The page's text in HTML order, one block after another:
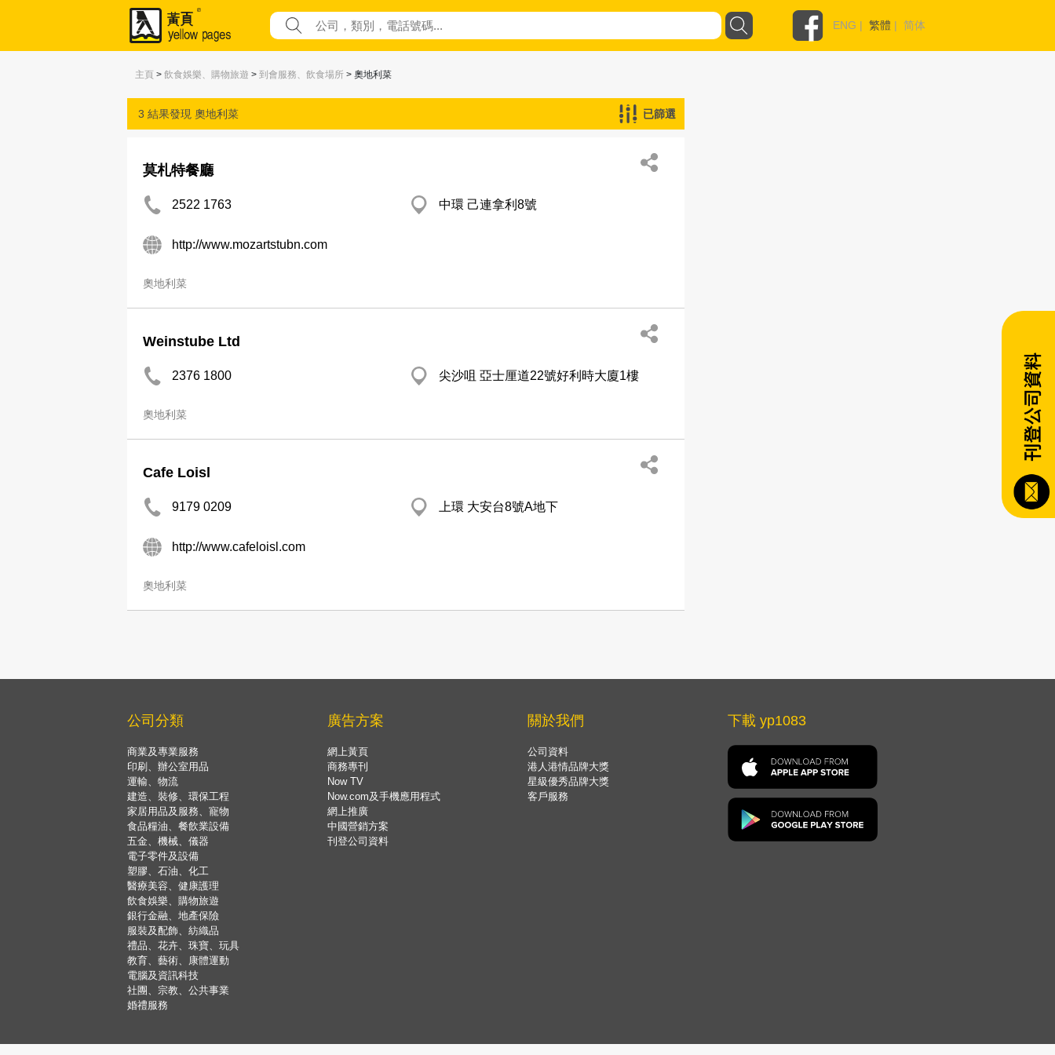
ENG | 繁體 | 简体
主頁 > 飲食娛樂、購物旅遊 > 到會服務、飲食場所 > 奧地利菜
3 結果發現 奧地利菜 已篩選
莫札特餐廳
2522 1763 中環 己連拿利8號
http://www.mozartstubn.com
奧地利菜
Weinstube Ltd
2376 1800 尖沙咀 亞士厘道22號好利時大廈1樓
奧地利菜
Cafe Loisl
9179 0209 上環 大安台8號A地下
http://www.cafeloisl.com
奧地利菜
公司分類
商業及專業服務
印刷、辦公室用品
運輸、物流
建造、裝修、環保工程
家居用品及服務、寵物
食品糧油、餐飲業設備
五金、機械、儀器
電子零件及設備
塑膠、石油、化工
醫療美容、健康護理
飲食娛樂、購物旅遊
銀行金融、地產保險
服裝及配飾、紡織品
禮品、花卉、珠寶、玩具
教育、藝術、康體運動
電腦及資訊科技
社團、宗教、公共事業
婚禮服務
廣告方案
網上黃頁
商務專刊
Now TV
Now.com及手機應用程式
網上推廣
中國營銷方案
刊登公司資料
關於我們
公司資料
港人港情品牌大獎
星級優秀品牌大獎
客戶服務
下載 yp1083